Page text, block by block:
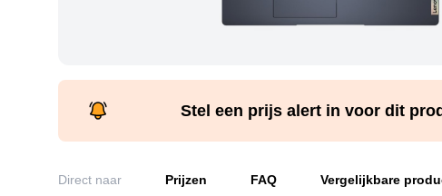
Stel een prijs alert in voor dit
Direct naar Prijzen FAQ Vergelijkbare